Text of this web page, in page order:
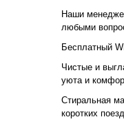
Наши
любыми
Бесплатный
Чистые и
уюта и
Стиральная
коротких